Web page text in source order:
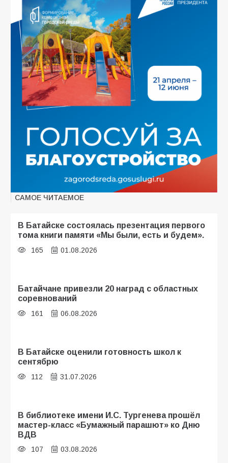
САМОЕ ЧИТАЕМОЕ
В Батайске состоялась презентация первого
тома книги памяти «Мы были, есть и будем».
165 01.08.2026
Батайчане привезли 20 наград с областных
соревнований
161 06.08.2026
В Батайске оценили готовность школ к
сентябрю
112 31.07.2026
В библиотеке имени И.С. Тургенева прошёл
мастер-класс «Бумажный парашют» ко Дню
ВДВ
107 03.08.2026